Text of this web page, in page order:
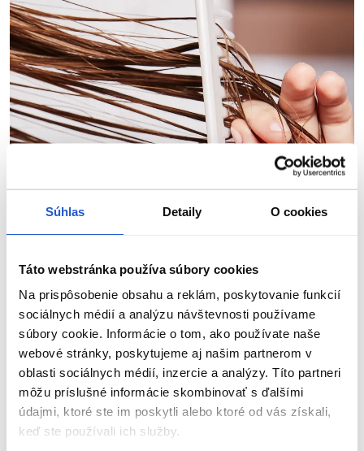
Súhlas Detaily O cookies
Táto webstránka používa súbory cookies
Na prispôsobenie obsahu a reklám, poskytovanie funkcií
sociálnych médií a analýzu návštevnosti používame
súbory cookie. Informácie o tom, ako používate naše
webové stránky, poskytujeme aj našim partnerom v
oblasti sociálnych médií, inzercie a analýzy. Títo partneri
môžu príslušné informácie skombinovať s ďalšími
údajmi, ktoré ste im poskytli alebo ktoré od vás získali,
keď ste používali ich služby.
Aké materiály kief a hrebeňov sú najšetrnejšie k
vlasom?
Pri výbere materiálov pre kefy a hrebene na vlasy je dôležité
zvážiť, ako šetrne zaobchádzajú s vlasmi, aby ste predchádzali
poškodeniu a zabezpečili ich zdravý rast. Tu sú niektoré z
najšetrnejších materiálov: